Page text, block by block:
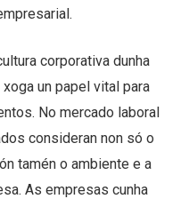
corporativa dunha
un papel vital para
No mercado laboral
consideran non só o
tamén o ambiente e a
As empresas cunha